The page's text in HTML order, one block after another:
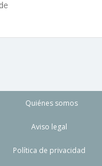
Quiénes somos
Aviso legal
Política de privacidad